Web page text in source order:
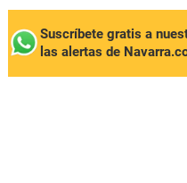
Suscríbete gratis a
las alertas de